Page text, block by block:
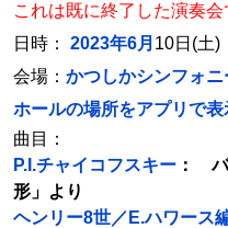
これは既に終了した演奏会
日時： 2023年6月 10日(土)
会場： かつしかシンフォ
ホールの場所をアプリで表
曲目：
P.I.チャイコフスキー ：
形」より
ヘンリー8世／E.ハワース